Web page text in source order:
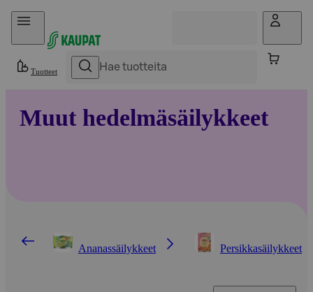
Hyppää sisältöön
Tuotteet
Muut hedelmäsäilykkeet
Ananassäilykkeet Persikkasäilykkeet